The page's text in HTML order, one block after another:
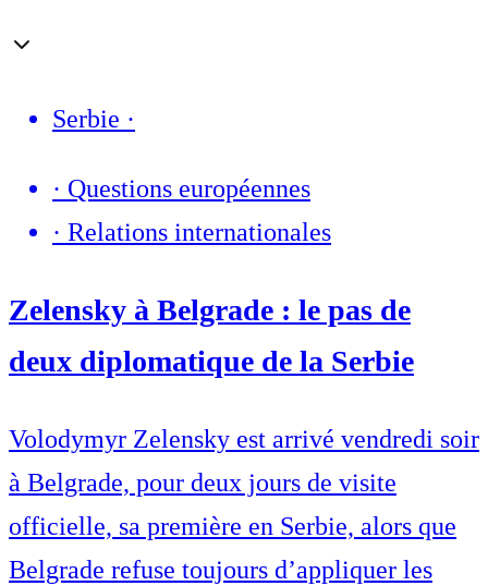
Serbie ·
· Questions européennes
· Relations internationales
Zelensky à Belgrade : le pas de
deux diplomatique de la Serbie
Volodymyr Zelensky est arrivé vendredi soir
à Belgrade, pour deux jours de visite
officielle, sa première en Serbie, alors que
Belgrade refuse toujours d’appliquer les